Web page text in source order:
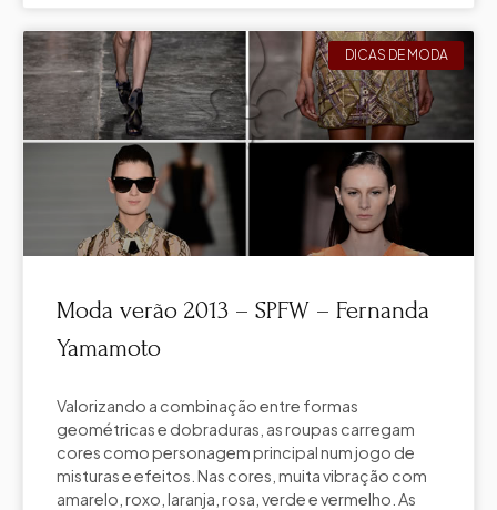
DICAS DE MODA
Moda verão 2013 – SPFW – Fernanda
Yamamoto
Valorizando a combinação entre formas
geométricas e dobraduras, as roupas carregam
cores como personagem principal num jogo de
misturas e efeitos. Nas cores, muita vibração com
amarelo, roxo, laranja, rosa, verde e vermelho. As